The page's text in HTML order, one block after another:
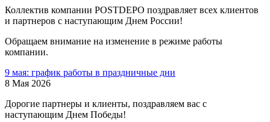
Коллектив компании POSTDEPO поздравляет всех клиентов
и партнеров с наступающим Днем России!
Обращаем внимание на изменение в режиме работы
компании.
9 мая: график работы в праздничные дни
8 Мая 2026
Дорогие партнеры и клиенты, поздравляем вас с
наступающим Днем Победы!